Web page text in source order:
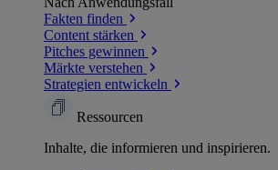
Fakten finden
Content stärken
Pitches gewinnen
Märkte verstehen
Strategien entwickeln
Ressourcen
Inhalte, die informieren und inspirieren.